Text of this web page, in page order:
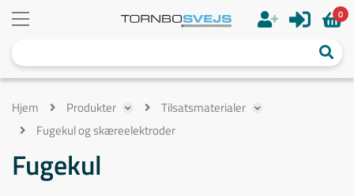
0
Hjem Produkter
Tilsatsmaterialer
Fugekul og skæreelektroder
Fugekul